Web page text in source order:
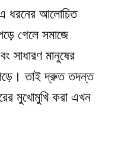
ধরনের আলোচিত
গেলে সমাজে
সাধারণ মানুষের
তাই দ্রুত তদন্ত
মুখোমুখি করা এখন